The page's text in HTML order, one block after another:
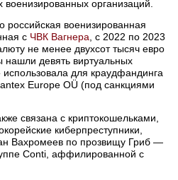
организаций.
российская военизированная
с ЧВК Вагнера , с 2022 по 2023
не менее двухсот тысяч евро
девять виртуальных
для краудфандинга
Europe OÜ (под санкциями
связана с криптокошельками,
киберпреступники,
Вахромеев по прозвищу Гриб —
Conti, аффилированной с